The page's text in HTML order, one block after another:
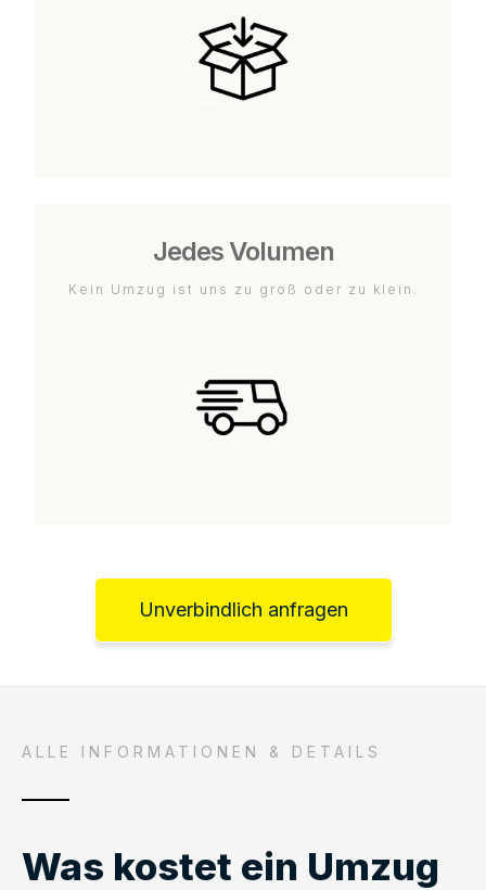
Jedes Volumen
Kein Umzug ist uns zu groß oder zu klein.
Unverbindlich anfragen
ALLE INFORMATIONEN & DETAILS
Was kostet ein Umzug